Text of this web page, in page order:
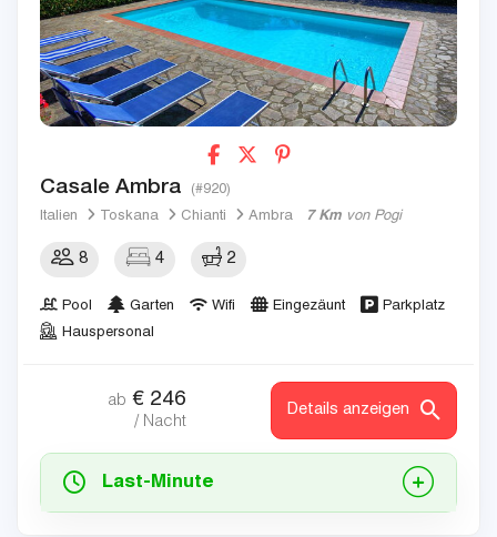
Casale Ambra (#920)
Italien Toskana Chianti Ambra 7 Km von Pogi
8 4 2
Pool Garten Wifi Eingezäunt
Parkplatz
Hauspersonal
ab € 246
/ Nacht
Details anzeigen
Last-Minute